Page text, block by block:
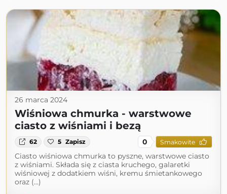
26 marca 2024
Wiśniowa chmurka - warstwowe
ciasto z wiśniami i bezą
62 5 Zapisz 0 Smakowite
Ciasto wiśniowa chmurka to pyszne, warstwowe ciasto
z wiśniami. Składa się z ciasta kruchego, galaretki
wiśniowej z dodatkiem wiśni, kremu śmietankowego
oraz (...)